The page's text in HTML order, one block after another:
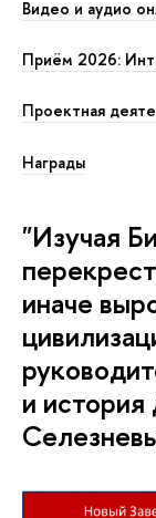
Видео и аудио
Приём 2026:
Проектная
Награды
"Изучая
иначе
и